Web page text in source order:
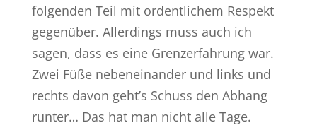
folgenden Teil mit ordentlichem Respekt
gegenüber. Allerdings muss auch ich
sagen, dass es eine Grenzerfahrung war.
Zwei Füße nebeneinander und links und
rechts davon geht’s Schuss den Abhang
runter… Das hat man nicht alle Tage.